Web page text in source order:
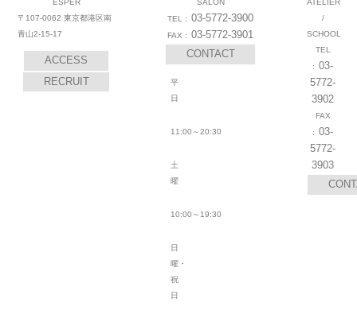
ESPER
〒107-0062 東京都港区南
青山2-15-17
ACCESS
RECRUIT
SALON
03-5772-3900
03-5772-3901
CONTACT
平
日
11:00～20:30
土
曜
10:00～19:30
日
曜・
祝
日
ATELIER
/
SCHOOL
03-
5772-
3902
03-
5772-
3903